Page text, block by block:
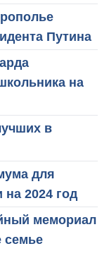
Путина
на
в
для
2024 год
мемориал
семье